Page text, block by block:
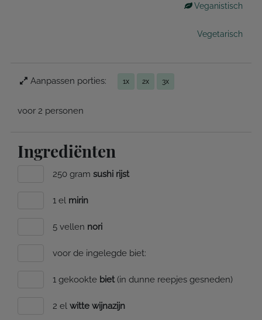
Veganistisch
Vegetarisch
Aanpassen porties: 1x 2x 3x
voor 2 personen
Ingrediënten
250 gram sushi rijst
1 el mirin
5 vellen nori
voor de ingelegde biet:
1 gekookte biet(in dunne reepjes gesneden)
2 el witte wijnazijn